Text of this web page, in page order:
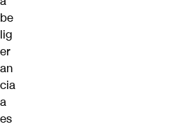
be
lig
er
an
cia
a
es